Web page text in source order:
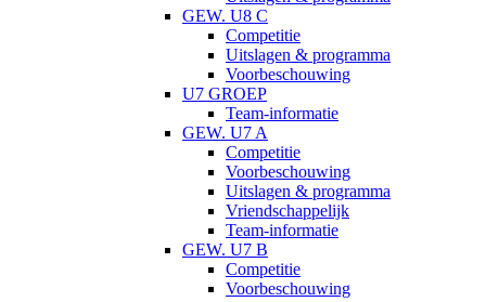
GEW. U8 C
Competitie
Uitslagen & programma
Voorbeschouwing
U7 GROEP
Team-informatie
GEW. U7 A
Competitie
Voorbeschouwing
Uitslagen & programma
Vriendschappelijk
Team-informatie
GEW. U7 B
Competitie
Voorbeschouwing